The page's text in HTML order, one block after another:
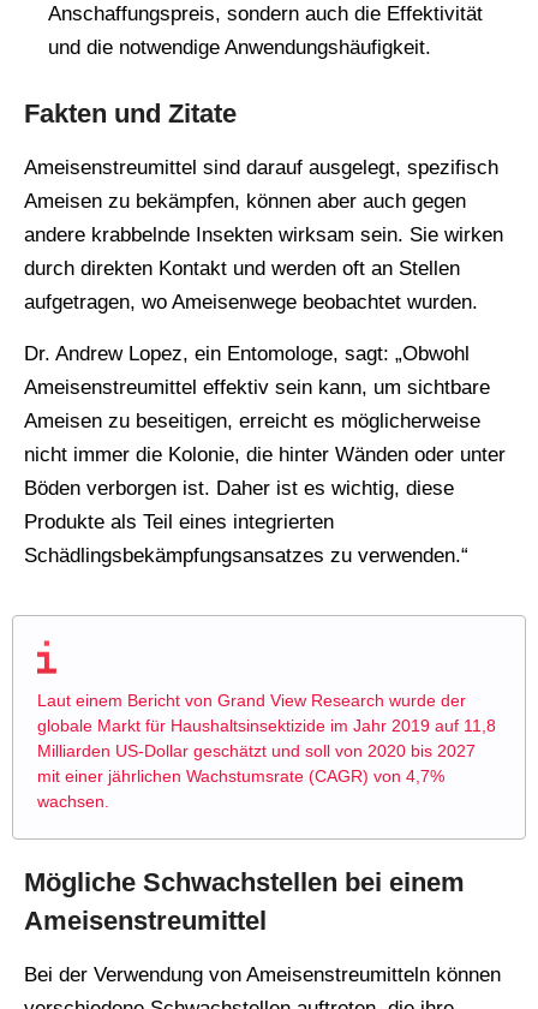
Anschaffungspreis, sondern auch die Effektivität
und die notwendige Anwendungshäufigkeit.
Fakten und Zitate
Ameisenstreumittel sind darauf ausgelegt, spezifisch
Ameisen zu bekämpfen, können aber auch gegen
andere krabbelnde Insekten wirksam sein. Sie wirken
durch direkten Kontakt und werden oft an Stellen
aufgetragen, wo Ameisenwege beobachtet wurden.
Dr. Andrew Lopez, ein Entomologe, sagt: „Obwohl
Ameisenstreumittel effektiv sein kann, um sichtbare
Ameisen zu beseitigen, erreicht es möglicherweise
nicht immer die Kolonie, die hinter Wänden oder unter
Böden verborgen ist. Daher ist es wichtig, diese
Produkte als Teil eines integrierten
Schädlingsbekämpfungsansatzes zu verwenden.“
Laut einem Bericht von Grand View Research wurde der
globale Markt für Haushaltsinsektizide im Jahr 2019 auf 11,8
Milliarden US-Dollar geschätzt und soll von 2020 bis 2027
mit einer jährlichen Wachstumsrate (CAGR) von 4,7%
wachsen.
Mögliche Schwachstellen bei einem
Ameisenstreumittel
Bei der Verwendung von Ameisenstreumitteln können